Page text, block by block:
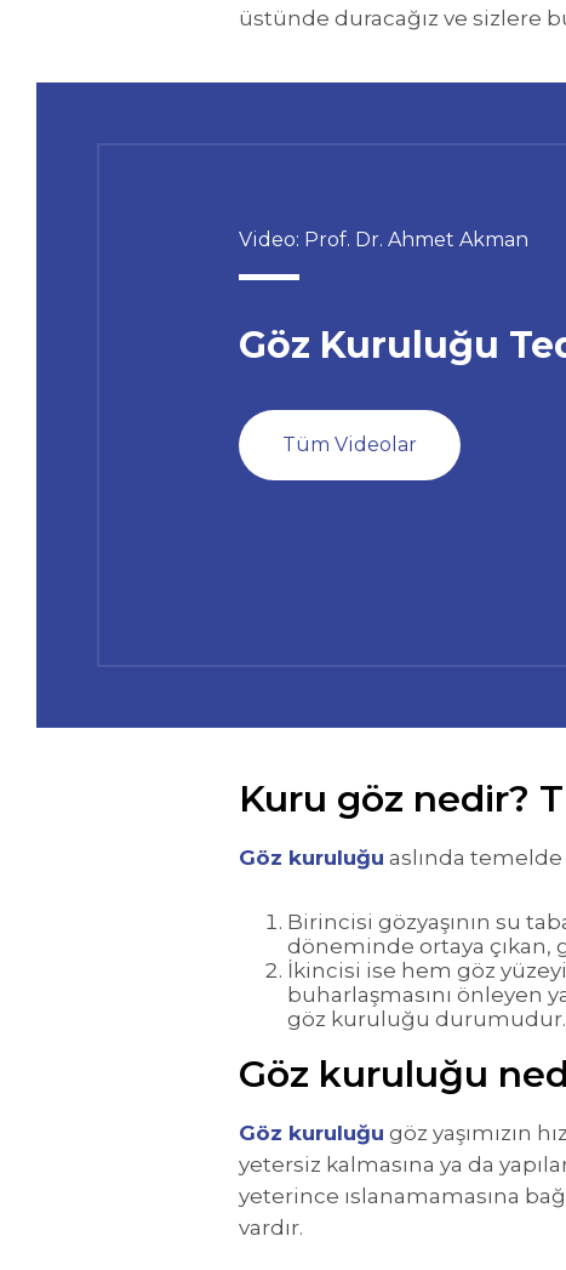
üstünde duracağız ve sizlere
Video: Prof. Dr. Ahmet Akman
Göz Kuruluğu
Tüm Videolar
Kuru göz nedir?
Göz kuruluğu aslında
Birincisi gözyaşının su
döneminde ortaya çıkan,
İkincisi ise hem göz
buharlaşmasını önleyen
göz kuruluğu durumudur.
Göz kuruluğu
Göz kuruluğu göz yaşımızın
yetersiz kalmasına ya da
yeterince ıslanamamasına
vardır.